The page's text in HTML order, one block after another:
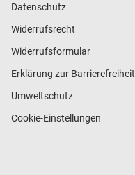
Datenschutz
Widerrufsrecht
Widerrufsformular
Erklärung zur Barrierefreiheit
Umweltschutz
Cookie-Einstellungen